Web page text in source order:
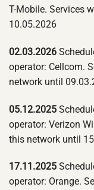
T-Mobile. Services
10.05.2026
02.03.2026
operator: Cellcom.
network until
05.12.2025
operator: Verizon
this network until
17.11.2025
operator: Orange.